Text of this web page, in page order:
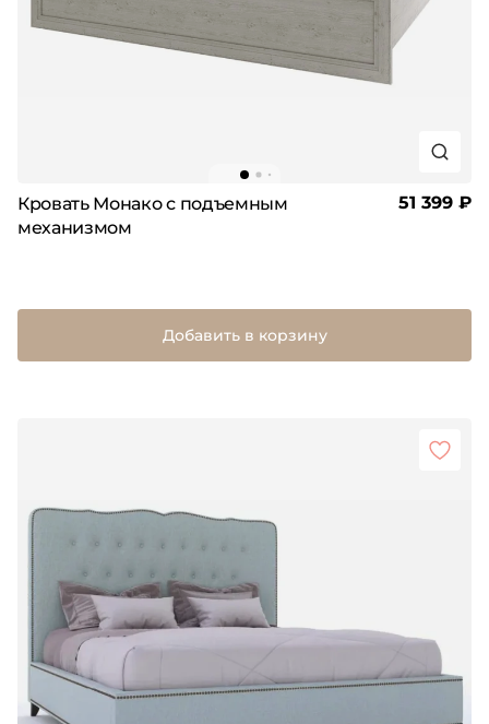
Кровать Монако с подъемным
механизмом
51 399 ₽
Добавить в корзину